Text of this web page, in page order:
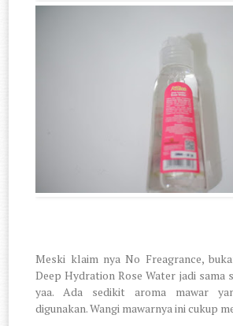
Meski klaim nya No Freagrance,
Deep Hydration Rose Water jadi sama
yaa. Ada sedikit aroma mawar
digunakan. Wangi mawarnya ini cukup